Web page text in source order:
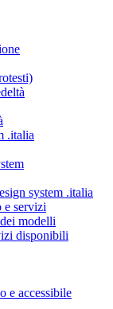
.italia
system .italia
e servizi
modelli
disponibili
e accessibile